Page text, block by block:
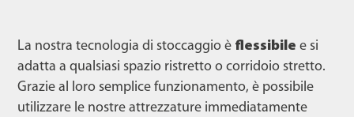
La nostra tecnologia di stoccaggio è flessibile e si
adatta a qualsiasi spazio ristretto o corridoio stretto.
Grazie al loro semplice funzionamento, è possibile
utilizzare le nostre attrezzature immediatamente